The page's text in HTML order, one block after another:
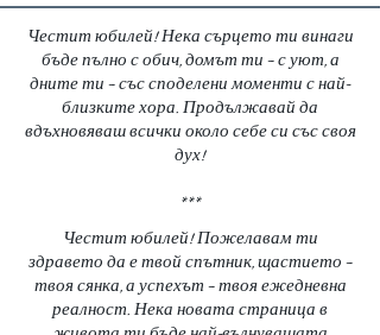
Честит юбилей! Нека сърцето ти винаги
бъде пълно с обич, домът ти – с уют, а
дните ти – със споделени моменти с най-
близките хора. Продължавай да
вдъхновяваш всички около себе си със своя
дух!
***
Честит юбилей! Пожелавам ти
здравето да е твой спътник, щастието –
твоя сянка, а успехът – твоя ежедневна
реалност. Нека новата страница в